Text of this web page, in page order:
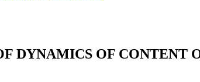
DYNAMICS OF CONTENT